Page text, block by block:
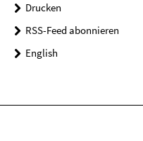
Drucken
RSS-Feed abonnieren
English